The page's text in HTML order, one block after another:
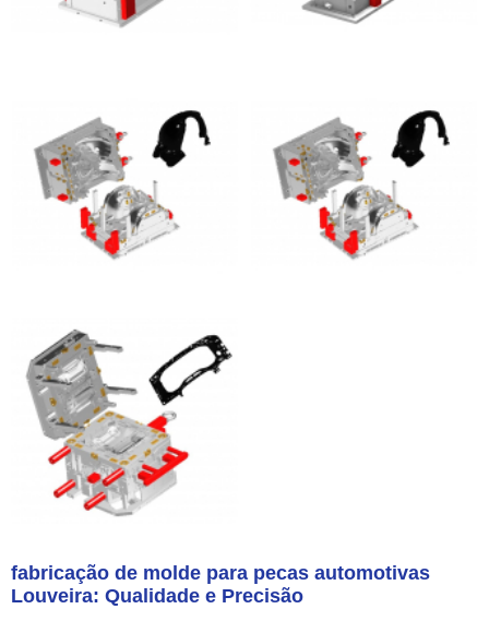
fabricação de molde para pecas automotivas
Louveira: Qualidade e Precisão